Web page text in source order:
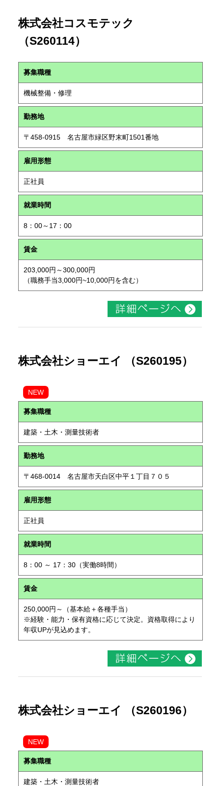
株式会社コスモテック
（S260114）
募集職種
機械整備・修理
勤務地
〒458-0915 名古屋市緑区野末町1501番地
雇用形態
正社員
就業時間
8：00～17：00
賃金
203,000円～300,000円
（職務手当3,000円~10,000円を含む）
株式会社ショーエイ （S260195）
NEW
募集職種
建築・土木・測量技術者
勤務地
〒468-0014 名古屋市天白区中平１丁目７０５
雇用形態
正社員
就業時間
8：00 ～ 17：30（実働8時間）
賃金
250,000円～（基本給＋各種手当）
※経験・能力・保有資格に応じて決定。資格取得により
年収UPが見込めます。
株式会社ショーエイ （S260196）
NEW
募集職種
建築・土木・測量技術者